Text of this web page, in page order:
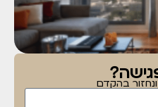
בהקדם